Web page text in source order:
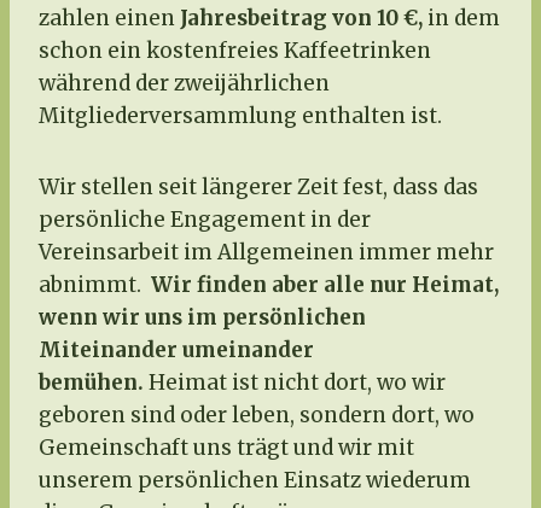
zahlen einen Jahresbeitrag von 10 €, in dem
schon ein kostenfreies Kaffeetrinken
während der zweijährlichen
Mitgliederversammlung enthalten ist.
Wir stellen seit längerer Zeit fest, dass das
persönliche Engagement in der
Vereinsarbeit im Allgemeinen immer mehr
abnimmt. Wir finden aber alle nur Heimat,
wenn wir uns im persönlichen
Miteinander umeinander
bemühen. Heimat ist nicht dort, wo wir
geboren sind oder leben, sondern dort, wo
Gemeinschaft uns trägt und wir mit
unserem persönlichen Einsatz wiederum